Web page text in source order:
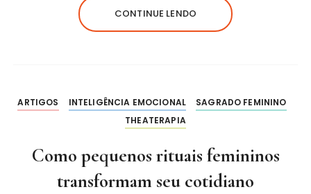
CONTINUE LENDO
ARTIGOS INTELIGÊNCIA EMOCIONAL
SAGRADO FEMININO
THEATERAPIA
Como pequenos rituais femininos
transformam seu cotidiano